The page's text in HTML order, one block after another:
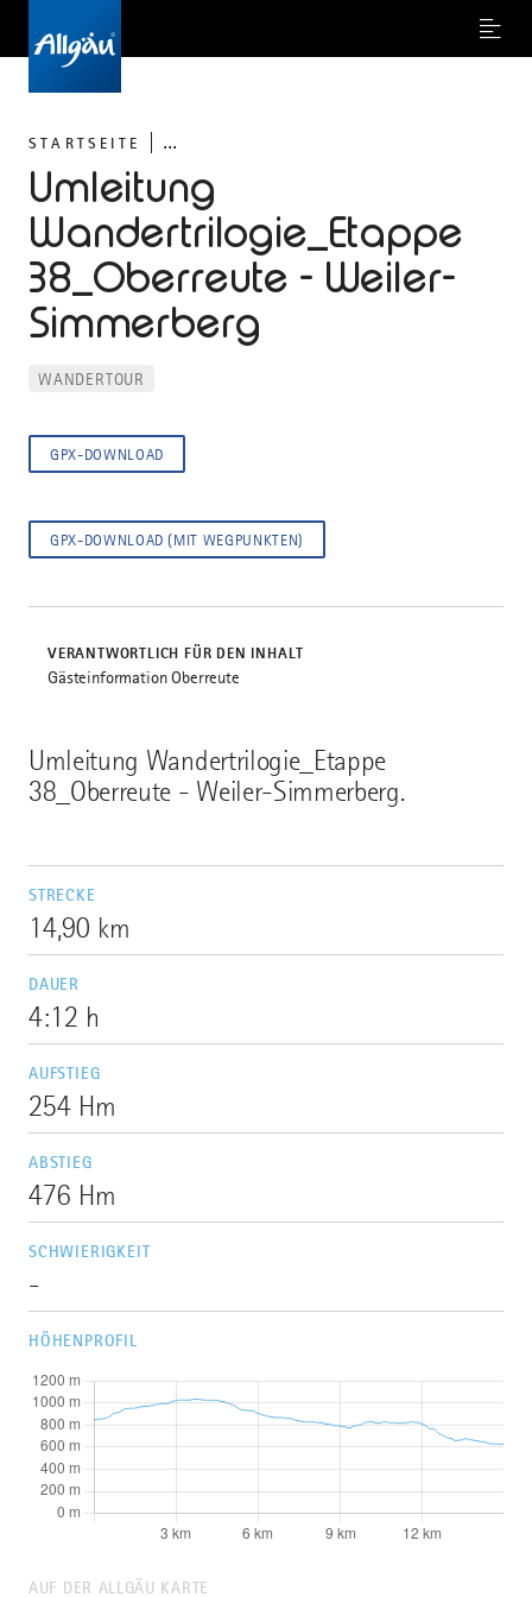
Menu
STARTSEITE ...
Umleitung
Wandertrilogie_Etappe
38_Oberreute - Weiler-
Simmerberg
Umleitung Wandertrilogie_Etappe
38_Oberreute - Weiler-Simmerberg.
STRECKE
14,90 km
DAUER
4:12 h
AUFSTIEG
254 Hm
ABSTIEG
476 Hm
SCHWIERIGKEIT
-
HÖHENPROFIL
AUF DER ALLGÄU KARTE
WANDERTOUR
GPX-DOWNLOAD
GPX-DOWNLOAD (MIT WEGPUNKTEN)
VERANTWORTLICH FÜR DEN INHALT
Gästeinformation Oberreute